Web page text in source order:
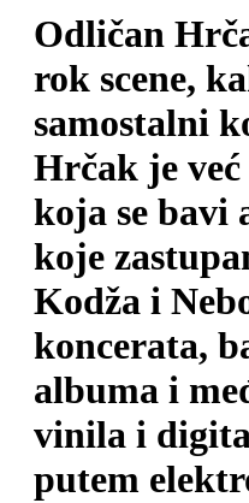
Odličan
rok scene,
samostalni
Hrčak je već
koja se bavi
koje
Kodža i
koncerata,
albuma i
vinila i
putem